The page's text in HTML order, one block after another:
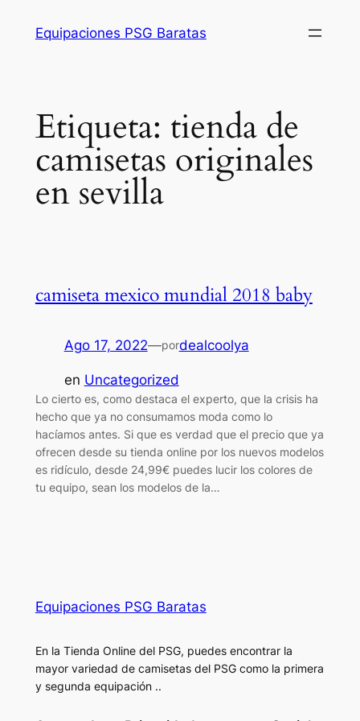
Equipaciones PSG Baratas
Etiqueta: tienda de
camisetas originales
en sevilla
camiseta mexico mundial 2018 baby
Ago 17, 2022—pordealcoolya
en Uncategorized
Lo cierto es, como destaca el experto, que la crisis ha
hecho que ya no consumamos moda como lo
hacíamos antes. Si que es verdad que el precio que ya
ofrecen desde su tienda online por los nuevos modelos
es ridículo, desde 24,99€ puedes lucir los colores de
tu equipo, sean los modelos de la…
Equipaciones PSG Baratas
En la Tienda Online del PSG, puedes encontrar la
mayor variedad de camisetas del PSG como la primera
y segunda equipación ..